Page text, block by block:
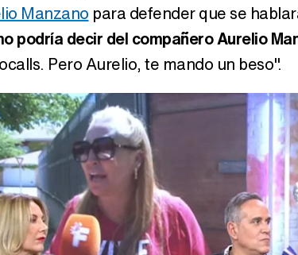
Manzano para defender que se
podría decir del compañero Aurelio
Pero Aurelio, te mando un beso".